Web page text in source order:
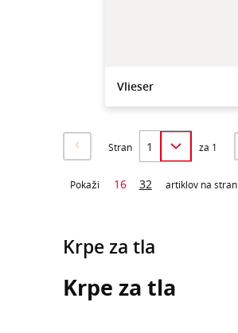
Vlieser
Stran za 1
Pokaži 16 32 artiklov na stran
Krpe za tla
Krpe za tla